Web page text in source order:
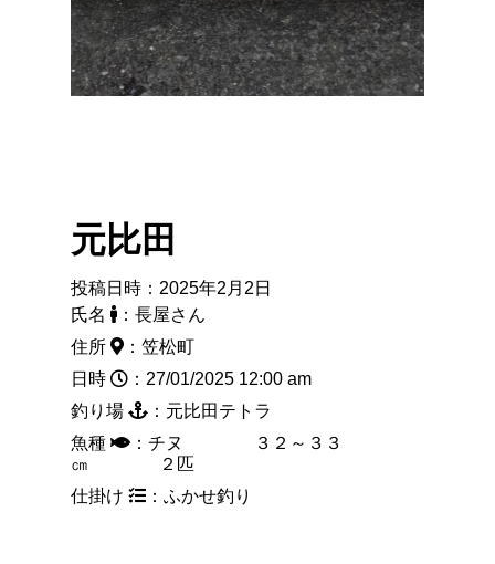
元比田
投稿日時：2025年2月2日
氏名
：長屋さん
住所
：笠松町
日時
：27/01/2025 12:00 am
釣り場
：元比田テトラ
魚種
：チヌ ３２～３３
㎝ ２匹
仕掛け
：ふかせ釣り